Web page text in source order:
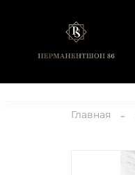
Главная